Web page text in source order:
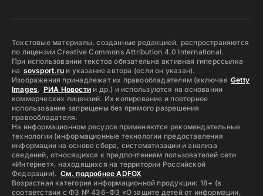
Текстовые материалы, созданные редакцией, распространяются
по лицензии Creative Commons Attribution 4.0 International.
При использовании текстов обязательна активная гиперссылка
на sovsport.ruи указание автора (если он указан).
Изображения принадлежат их правообладателям (включая Getty
Images, РИА Новости и др.) и используются на основании
коммерческих лицензий. Их копирование и повторное
использование запрещены без прямого разрешения
правообладателя.
На информационном ресурсе применяются рекомендательные
технологии (информационные технологии предоставления
информации на основе сбора, систематизации и анализа
сведений, относящихся к предпочтениям пользователей сети
«Интернет», находящихся на территории Российской
Федерации). См. подробнее ADFOX
Возрастная категория информационной продукции: 18+ (в
соответствии с ФЗ № 436-ФЗ «О защите детей от информации,